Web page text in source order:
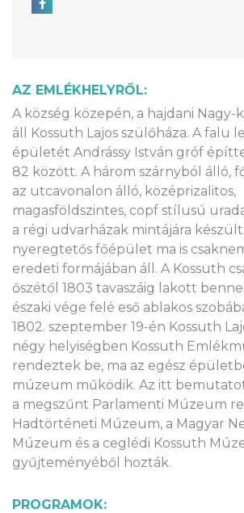
AZ EMLÉKHELYRŐL:
A község közepén, a hajdani
áll Kossuth Lajos szülőháza. A falu
épületét Andrássy István gróf
82 között. A három szárnyból álló,
az utcavonalon álló, középrizalitos,
magasföldszintes, copf stílusú
a régi udvarházak mintájára
nyeregtetős főépület ma is
eredeti formájában áll. A Kossuth
őszétől 1803 tavaszáig lakott
északi vége felé eső ablakos
1802. szeptember 19-én Kossuth
négy helyiségben Kossuth
rendeztek be, ma az egész
múzeum működik. Az itt
a megszűnt Parlamenti Múzeum
Hadtörténeti Múzeum, a Magyar
Múzeum és a ceglédi Kossuth
gyűjteményéből hozták.
PROGRAMOK:
Megosztás Facebookon